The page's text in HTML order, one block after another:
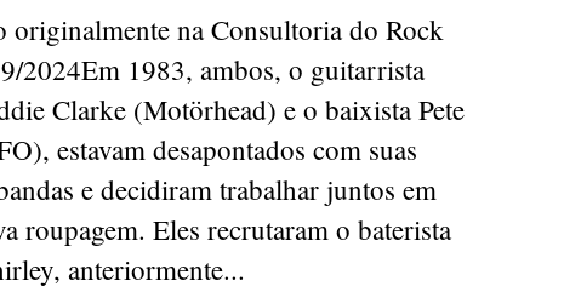
originalmente na Consultoria do Rock
2024Em 1983, ambos, o guitarrista
Clarke (Motörhead) e o baixista Pete
estavam desapontados com suas
e decidiram trabalhar juntos em
roupagem. Eles recrutaram o baterista
anteriormente...